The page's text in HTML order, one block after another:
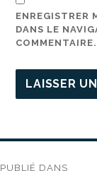
ENREGISTRER
DANS LE
COMMENTAIRE.
PUBLIÉ DANS